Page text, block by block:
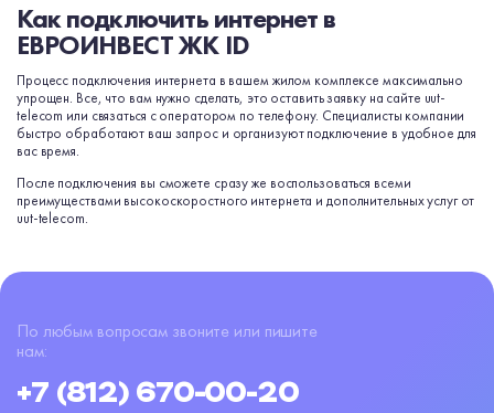
Как подключить интернет в
ЕВРОИНВЕСТ ЖК ID
Процесс подключения интернета в вашем жилом комплексе максимально
упрощен. Все, что вам нужно сделать, это оставить заявку на сайте uut-
telecom или связаться с оператором по телефону. Специалисты компании
быстро обработают ваш запрос и организуют подключение в удобное для
вас время.
После подключения вы сможете сразу же воспользоваться всеми
преимуществами высокоскоростного интернета и дополнительных услуг от
uut-telecom.
По любым вопросам звоните или пишите
нам:
+7 (812) 670-00-20